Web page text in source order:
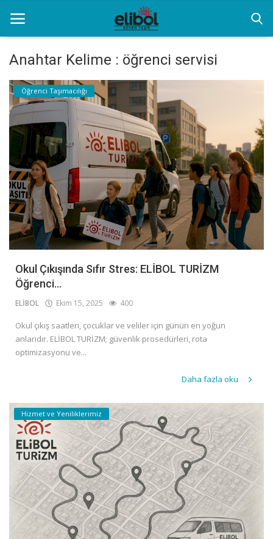
Anasayfa
Hizmet ve Yeniliklerimiz
Kurumsal Filo Kiralama
İletişim
Özel Transfer Hizmeti
Resim Galerisi
Anahtar Kelime : öğrenci servisi
Öğrenci Taşımacılığı
Okul Çıkışında Sıfır Stres: ELİBOL TURİZM
Öğrenci...
ELİBOL Ekim 15, 2025 400
Okul çıkış saatleri, çocuklar ve veliler için günün en yoğun
anlarıdır. ELİBOL TURİZM; güvenlik prosedürleri, rota
optimizasyonu ve...
Daha fazla oku
Hizmet ve Yeniliklerimiz